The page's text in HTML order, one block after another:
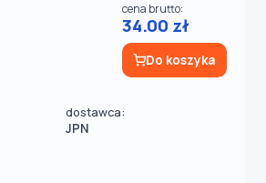
dostawca:
JPN
cena brutto:
34.00 zł
Do koszyka